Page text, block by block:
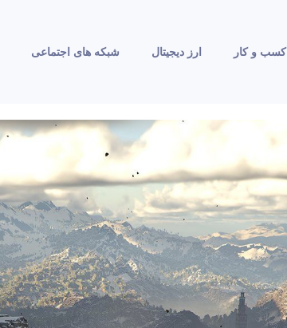
کسب و کار ارز دیجیتال شبکه های اجتماعی